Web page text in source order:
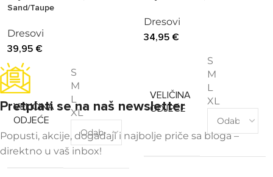
Sand/Taupe
Dresovi
39,95 €
VELIČINA
ODJEĆE
S
M
L
XL
Dresovi
34,95 €
VELIČINA
ODJEĆE
S
M
L
XL
Pretplati se na naš newsletter
Popusti, akcije, događaji i najbolje priče sa bloga –
direktno u vaš inbox!